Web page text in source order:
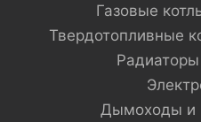
Газовые
Твердотопливные
Дымоходы и